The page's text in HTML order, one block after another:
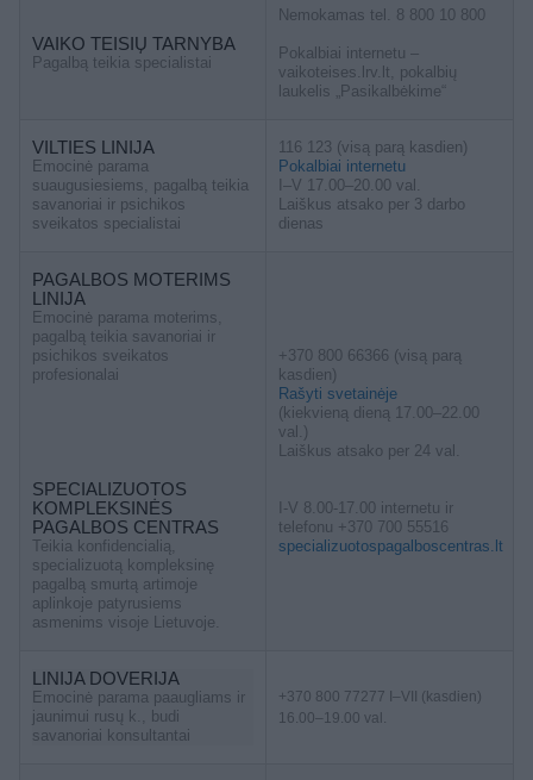
VAIKO TEISIŲ TARNYBA
Pagalbą teikia specialistai
Nemokamas tel. 8 800 10 800
Pokalbiai internetu –
vaikoteises.lrv.lt, pokalbių
laukelis „Pasikalbėkime“
VILTIES LINIJA
Emocinė parama
suaugusiesiems, pagalbą teikia
savanoriai ir psichikos
sveikatos specialistai
116 123 (visą parą kasdien)
Pokalbiai internetu
I–V 17.00–20.00 val.
Laiškus atsako per 3 darbo
dienas
PAGALBOS MOTERIMS
LINIJA
Emocinė parama moterims,
pagalbą teikia savanoriai ir
psichikos sveikatos
profesionalai
SPECIALIZUOTOS
KOMPLEKSINĖS
PAGALBOS CENTRAS
Teikia konfidencialią,
specializuotą kompleksinę
pagalbą smurtą artimoje
aplinkoje patyrusiems
asmenims visoje Lietuvoje.
+370 800 66366 (visą parą
kasdien)
Rašyti svetainėje
(kiekvieną dieną 17.00–22.00
val.)
Laiškus atsako per 24 val.
I-V 8.00-17.00 internetu ir
telefonu +370 700 55516
specializuotospagalboscentras.lt
LINIJA DOVERIJA
Emocinė parama paaugliams ir
jaunimui rusų k., budi
savanoriai konsultantai
+370 800 77277 I–VII (kasdien)
16.00–19.00 val.